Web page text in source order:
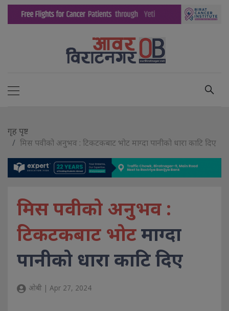
गृह पृष्ट
मिस पवीको अनुभव : टिकटकबाट भोट माग्दा पानीको धारा काटि दिए
मिस पवीको अनुभव :
टिकटकबाट भोटमाग्दा
पानीको धारा काटि दिए
ओबी | Apr 27, 2024